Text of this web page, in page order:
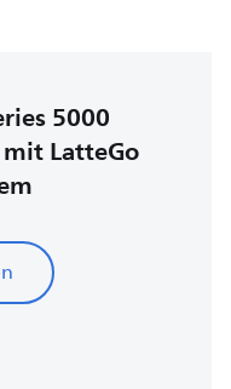
5000
LatteGo